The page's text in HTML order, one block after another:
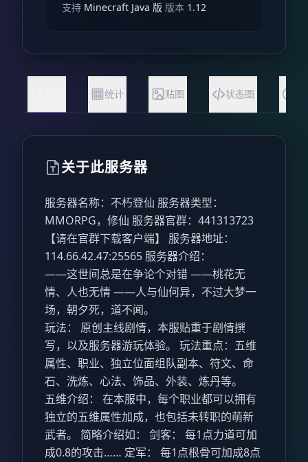
支持 Minecraft Java 版 版本 1.12
统计 贴图 状态图
关于此服务器
服务器名称：不朽登仙 服务器类型：
MMORPG，修仙 服务器官群：441313723
【请在官群下载客户端】 服务器地址：
114.66.42.47:25565 服务器介绍：
——这世间总是在争论个对错 ——桃花无
情、人也无情 ——人与仙何异，不过大梦一
场，朝夕死，道不闻。
玩法： 原创主线剧情，本服贴重于剧情撰
写，以及服务器游玩体验。 玩法重点：五维
属性、职业、独立位面组队副本、符文、命
石、洗炼、心法、饰品、外装、炼丹等。
五维介绍： 在本服中，每个职业都可以拥有
独立的五维属性加成，也包括未转职的萌新
武者。 简略介绍如： 剑客： 每1点力道可加
成0.8的攻击…… 定军： 每1点根骨可加成8点